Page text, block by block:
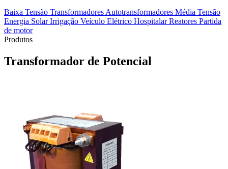
Baixa Tensão Transformadores Autotransformadores Média Tensão
Energia SolarIrrigação Veículo Elétrico HospitalarReatores Partida
de motor
Produtos
Transformador de Potencial